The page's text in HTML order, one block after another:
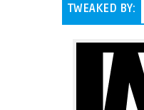
TWEAKED BY: